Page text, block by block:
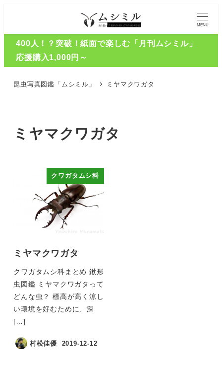
MENU
400人！？突破！紙面で楽しむ「月刊ムシミル」
応援購入1,000円～
昆虫写真図鑑「ムシミル」 ミヤマクワガタ
ミヤマクワガタ
クワガタムシ科
ミヤマクワガタ
クワガタムシ科まとめ 鍬形
虫図鑑 ミヤマクワガタって
どんな虫？ 標高が高く涼し
い環境を好むために、深
[…]
村松佳優 2019-12-12